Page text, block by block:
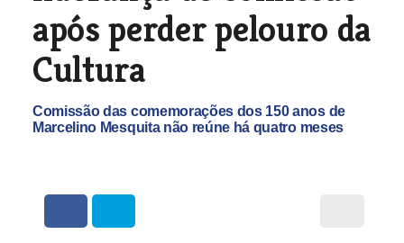
após perder pelouro da
Cultura
Comissão das comemorações dos 150 anos de
Marcelino Mesquita não reúne há quatro meses